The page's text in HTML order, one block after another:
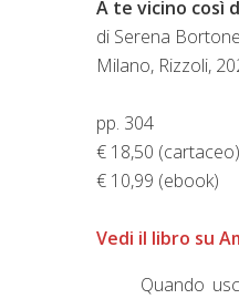
A te vicino così
di Serena Bortone
Milano, Rizzoli,
pp. 304
€ 18,50 (cartaceo)
€ 10,99 (ebook)
Vedi il libro su
Quando